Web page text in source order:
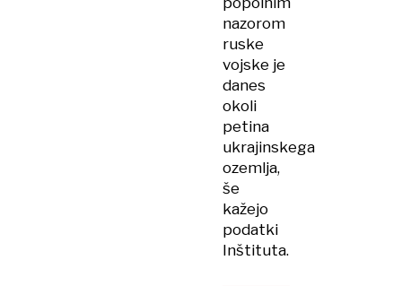
nazorom
ruske
vojske je
danes
okoli
petina
ukrajinskega
ozemlja,
še
kažejo
podatki
Inštituta.